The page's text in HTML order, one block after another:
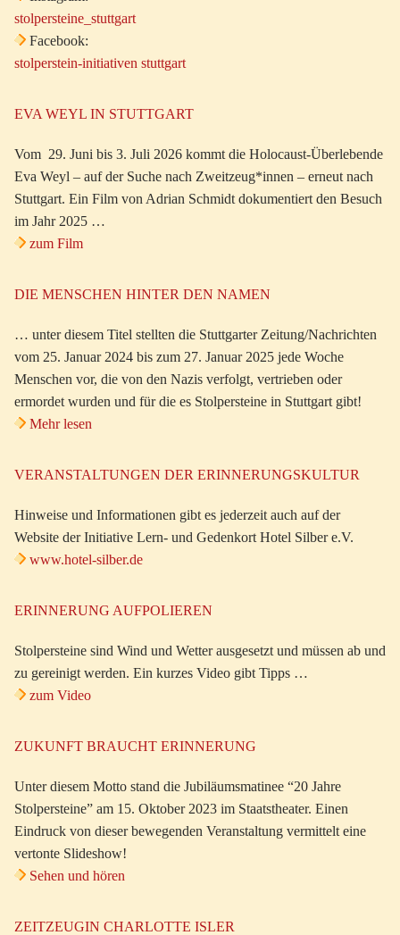
stolpersteine_stuttgart
Facebook:
stolperstein-initiativen stuttgart
EVA WEYL IN STUTTGART
Vom 29. Juni bis 3. Juli 2026 kommt die Holocaust-Überlebende
Eva Weyl – auf der Suche nach Zweitzeug*innen – erneut nach
Stuttgart. Ein Film von Adrian Schmidt dokumentiert den Besuch
im Jahr 2025 …
zum Film
DIE MENSCHEN HINTER DEN NAMEN
… unter diesem Titel stellten die Stuttgarter Zeitung/Nachrichten
vom 25. Januar 2024 bis zum 27. Januar 2025 jede Woche
Menschen vor, die von den Nazis verfolgt, vertrieben oder
ermordet wurden und für die es Stolpersteine in Stuttgart gibt!
Mehr lesen
VERANSTALTUNGEN DER ERINNERUNGSKULTUR
Hinweise und Informationen gibt es jederzeit auch auf der
Website der Initiative Lern- und Gedenkort Hotel Silber e.V.
www.hotel-silber.de
ERINNERUNG AUFPOLIEREN
Stolpersteine sind Wind und Wetter ausgesetzt und müssen ab und
zu gereinigt werden. Ein kurzes Video gibt Tipps …
zum Video
ZUKUNFT BRAUCHT ERINNERUNG
Unter diesem Motto stand die Jubiläumsmatinee “20 Jahre
Stolpersteine” am 15. Oktober 2023 im Staatstheater. Einen
Eindruck von dieser bewegenden Veranstaltung vermittelt eine
vertonte Slideshow!
Sehen und hören
ZEITZEUGIN CHARLOTTE ISLER